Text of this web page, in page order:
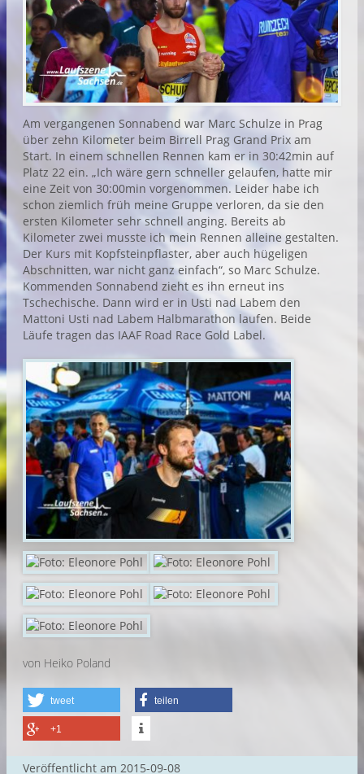
Am vergangenen Sonnabend war Marc Schulze in Prag
über zehn Kilometer beim Birrell Prag Grand Prix am
Start. In einem schnellen Rennen kam er in 30:42min auf
Platz 22 ein. „Ich wäre gern schneller gelaufen, hatte mir
eine Zeit von 30:00min vorgenommen. Leider habe ich
schon ziemlich früh meine Gruppe verloren, da sie den
ersten Kilometer sehr schnell anging. Bereits ab
Kilometer zwei musste ich mein Rennen alleine gestalten.
Der Kurs mit Kopfsteinpflaster, aber auch hügeligen
Abschnitten, war nicht ganz einfach“, so Marc Schulze.
Kommenden Sonnabend zieht es ihn erneut ins
Tschechische. Dann wird er in Usti nad Labem den
Mattoni Usti nad Labem Halbmarathon laufen. Beide
Läufe tragen das IAAF Road Race Gold Label.
von Heiko Poland
tweet teilen
+1
Veröffentlicht am 2015-09-08